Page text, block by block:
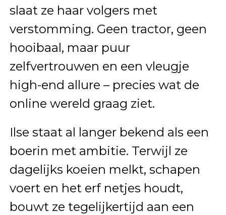
slaat ze haar volgers met
verstomming. Geen tractor, geen
hooibaal, maar puur
zelfvertrouwen en een vleugje
high-end allure – precies wat de
online wereld graag ziet.
Ilse staat al langer bekend als een
boerin met ambitie. Terwijl ze
dagelijks koeien melkt, schapen
voert en het erf netjes houdt,
bouwt ze tegelijkertijd aan een